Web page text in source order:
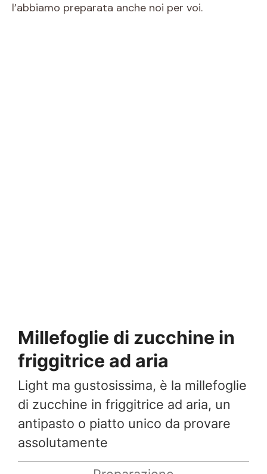
l’abbiamo preparata anche noi per voi.
Millefoglie di zucchine in
friggitrice ad aria
Light ma gustosissima, è la millefoglie
di zucchine in friggitrice ad aria, un
antipasto o piatto unico da provare
assolutamente